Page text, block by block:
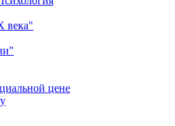
века"
цене